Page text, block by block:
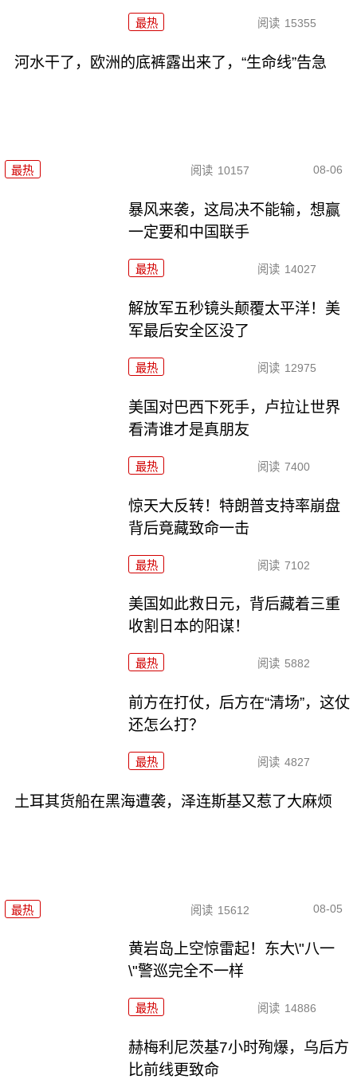
最热 阅读 15355
河水干了，欧洲的底裤露出来了，“生命线”告急
最热 阅读 10157 08-06
暴风来袭，这局决不能输，想赢
一定要和中国联手
最热 阅读 14027
解放军五秒镜头颠覆太平洋！美
军最后安全区没了
最热 阅读 12975
美国对巴西下死手，卢拉让世界
看清谁才是真朋友
最热 阅读 7400
惊天大反转！特朗普支持率崩盘
背后竟藏致命一击
最热 阅读 7102
美国如此救日元，背后藏着三重
收割日本的阳谋！
最热 阅读 5882
前方在打仗，后方在“清场”，这仗
还怎么打？
最热 阅读 4827
土耳其货船在黑海遭袭，泽连斯基又惹了大麻烦
最热 阅读 15612 08-05
黄岩岛上空惊雷起！东大\"八一
\"警巡完全不一样
最热 阅读 14886
赫梅利尼茨基7小时殉爆，乌后方
比前线更致命